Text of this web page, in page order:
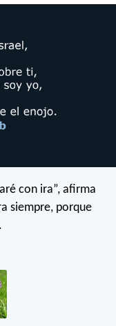
con ira”, afirma
siempre, porque
.